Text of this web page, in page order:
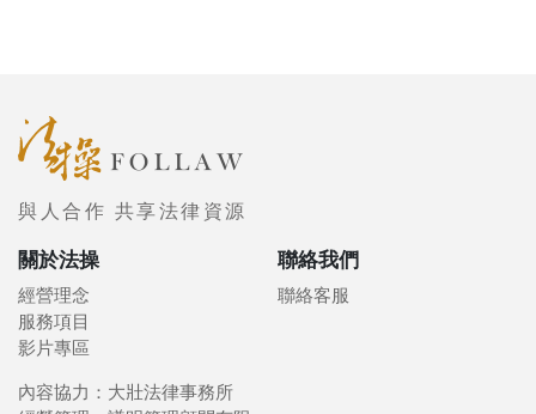
與人合作 共享法律資源
關於法操
經營理念
服務項目
影片專區
聯絡我們
聯絡客服
內容協力：大壯法律事務所